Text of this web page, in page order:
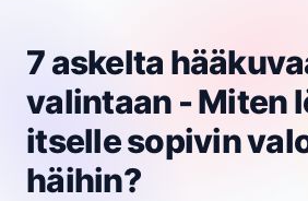
7 askelta
valintaan - Miten
itselle sopivin
häihin?